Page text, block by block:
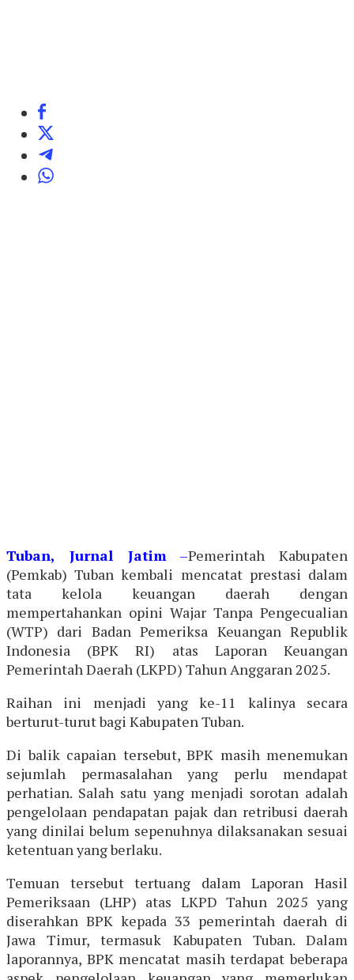
Tuban, Jurnal Jatim –Pemerintah Kabupaten
(Pemkab) Tuban kembali mencatat prestasi dalam
tata kelola keuangan daerah dengan
mempertahankan opini Wajar Tanpa Pengecualian
(WTP) dari Badan Pemeriksa Keuangan Republik
Indonesia (BPK RI) atas Laporan Keuangan
Pemerintah Daerah (LKPD) Tahun Anggaran 2025.
Raihan ini menjadi yang ke-11 kalinya secara
berturut-turut bagi Kabupaten Tuban.
Di balik capaian tersebut, BPK masih menemukan
sejumlah permasalahan yang perlu mendapat
perhatian. Salah satu yang menjadi sorotan adalah
pengelolaan pendapatan pajak dan retribusi daerah
yang dinilai belum sepenuhnya dilaksanakan sesuai
ketentuan yang berlaku.
Temuan tersebut tertuang dalam Laporan Hasil
Pemeriksaan (LHP) atas LKPD Tahun 2025 yang
diserahkan BPK kepada 33 pemerintah daerah di
Jawa Timur, termasuk Kabupaten Tuban. Dalam
laporannya, BPK mencatat masih terdapat beberapa